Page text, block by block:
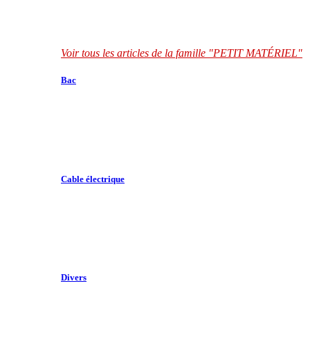
Voir tous les articles de la famille "PETIT MATÉRIEL"
Bac
Cable électrique
Divers